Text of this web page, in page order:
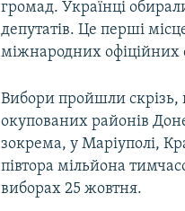
громад. Українці
депутатів. Це перші
міжнародних офіційних
Вибори пройшли скрізь,
окупованих районів
зокрема, у Маріуполі,
півтора мільйона
виборах 25 жовтня.